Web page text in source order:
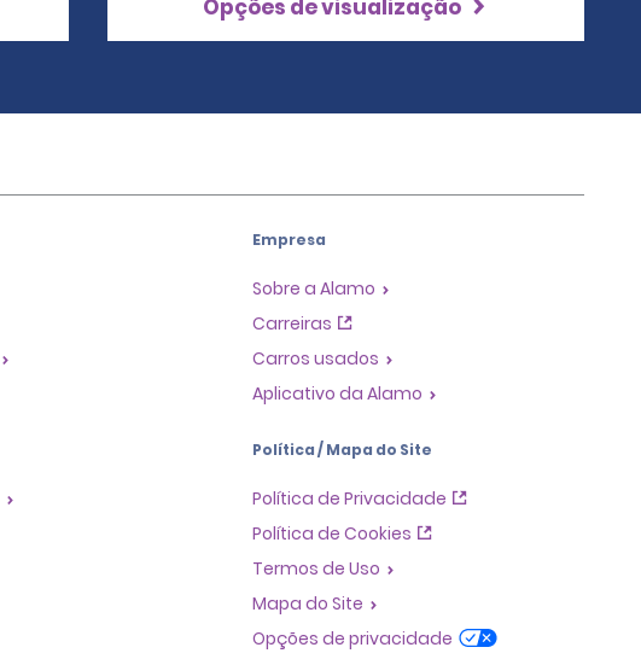
Opções de visualização
Empresa
Sobre a Alamo
Carreiras
Carros usados
Aplicativo da Alamo
Política / Mapa do Site
Política de Privacidade
Política de Cookies
Termos de Uso
Mapa do Site
Opções de privacidade